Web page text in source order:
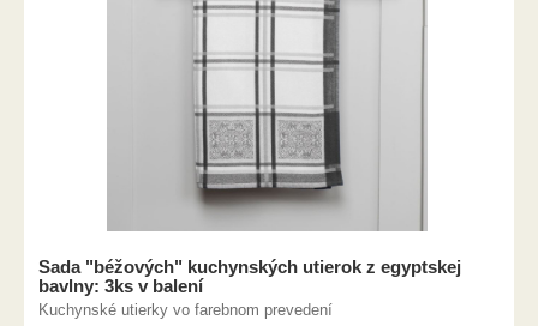
Sada "béžových" kuchynských utierok z egyptskej
bavlny: 3ks v balení
Kuchynské utierky vo farebnom prevedení